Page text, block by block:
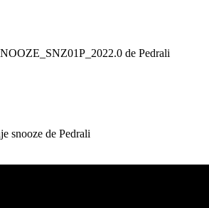
de Pedrali
snooze de Pedrali